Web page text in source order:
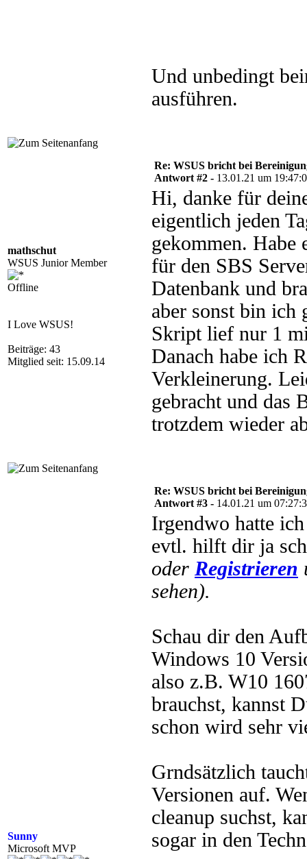
Und unbedingt
ausführen.
mathschut
WSUS Junior Member
Offline
I Love WSUS!
Beiträge: 43
Mitglied seit: 15.09.14
Re: WSUS bricht bei
Antwort #2 - 13.01.21 um
Hi, danke für
eigentlich jeden
gekommen. Habe
für den SBS
Datenbank und
aber sonst bin ich
Skript lief nur 1
Danach habe ich
Verkleinerung.
gebracht und das
trotzdem wieder
Sunny
Microsoft MVP
Re: WSUS bricht bei
Antwort #3 - 14.01.21 um
Irgendwo hatte
evtl. hilft dir ja
oder Registrieren
sehen).
Schau dir den
Windows 10
also z.B. W10
brauchst, kannst
schon wird sehr
Grndsätzlich
Versionen auf.
cleanup suchst,
sogar in den